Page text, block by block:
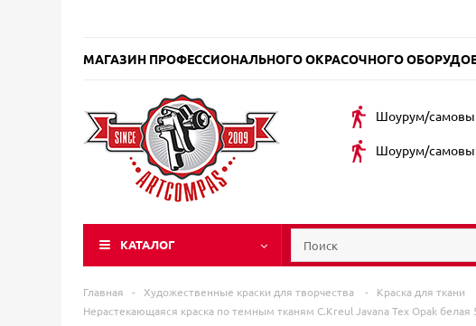
МАГАЗИН ПРОФЕССИОНАЛЬНОГО ОКРАСОЧНОГО
Шоурум/
Шоурум/
КАТАЛОГ
Главная - Художественные краски для творчества - Краска для ткани
Нерастекающаяся краска по темным тканям C.Kreul Javana Tex Opak белая